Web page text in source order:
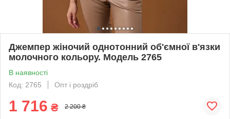
Джемпер жіночий однотонний об'ємної в'язки
молочного кольору. Модель 2765
В наявності
Код: 2765
Опт і роздріб
1 716 ₴ 2 200 ₴